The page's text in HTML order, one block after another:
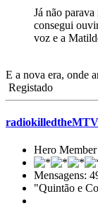
Já não
consegui
voz e a
E a nova era, onde
Registado
Hero Member
Mensagens:
"Quintão e